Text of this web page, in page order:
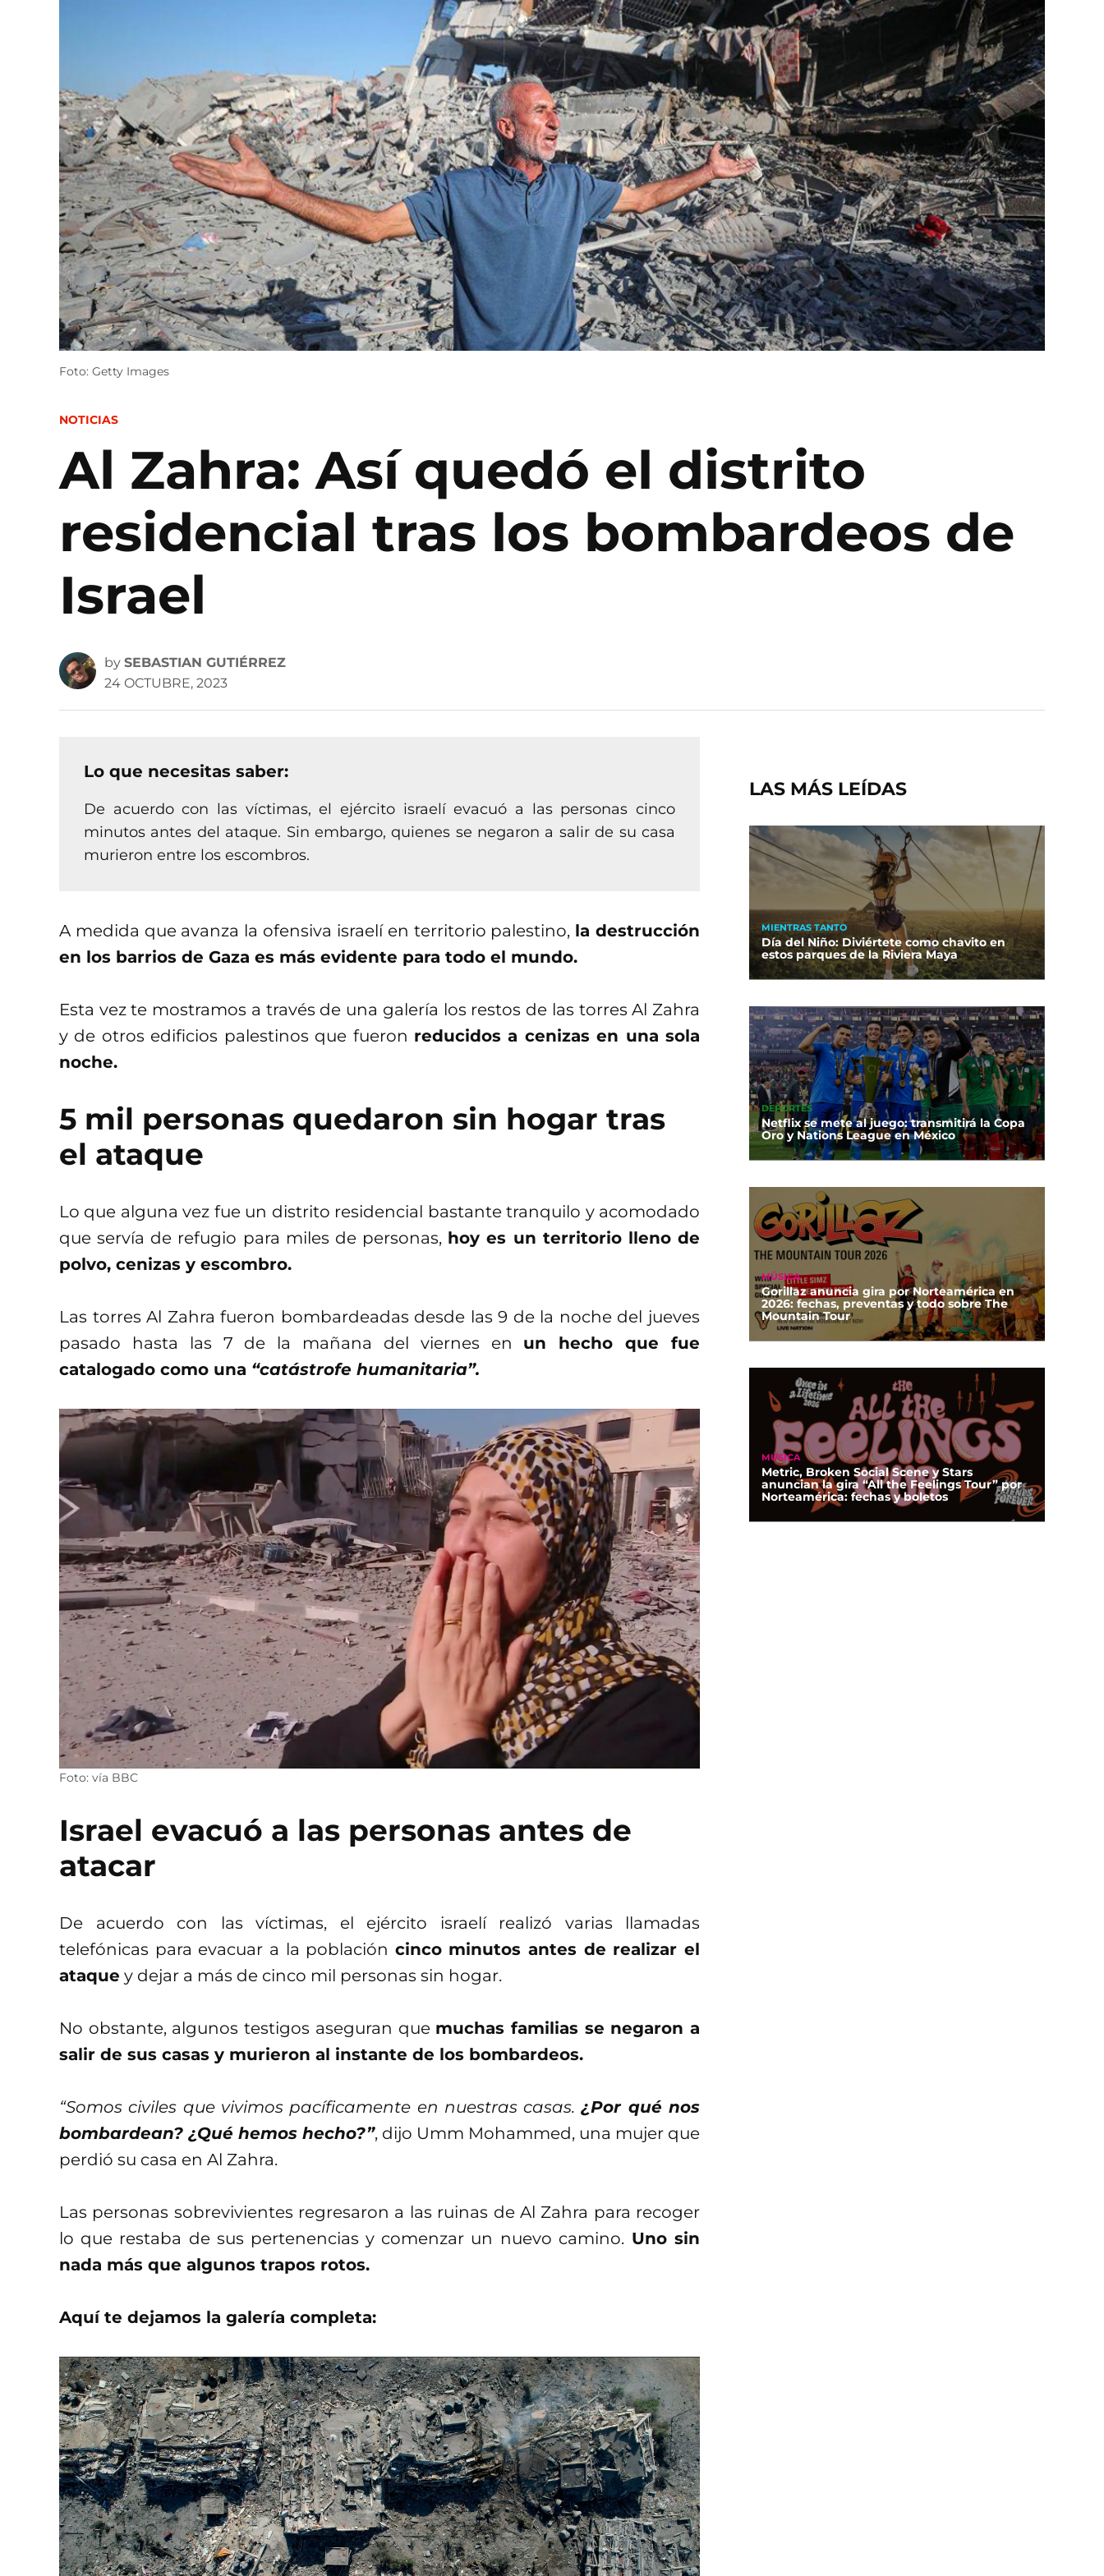
Foto: Getty Images
POSTED
NOTICIAS
Al Zahra: Así quedó el distrito
residencial tras los bombardeos de
Israel
by SEBASTIAN GUTIÉRREZ
24 OCTUBRE, 2023
Lo que necesitas saber:
De acuerdo con las víctimas, el ejército israelí evacuó a las personas cinco
minutos antes del ataque. Sin embargo, quienes se negaron a salir de su casa
murieron entre los escombros.
A medida que avanza la ofensiva israelí en territorio palestino, la destrucción
en los barrios de Gaza es más evidente para todo el mundo.
Esta vez te mostramos a través de una galería los restos de las torres Al Zahra
y de otros edificios palestinos que fueron reducidos a cenizas en una sola
noche.
5 mil personas quedaron sin hogar tras
el ataque
Lo que alguna vez fue un distrito residencial bastante tranquilo y acomodado
que servía de refugio para miles de personas, hoy es un territorio lleno de
polvo, cenizas y escombro.
Las torres Al Zahra fueron bombardeadas desde las 9 de la noche del jueves
pasado hasta las 7 de la mañana del viernes en un hecho que fue
catalogado como una “catástrofe humanitaria”.
Foto: vía BBC
Israel evacuó a las personas antes de
atacar
De acuerdo con las víctimas, el ejército israelí realizó varias llamadas
telefónicas para evacuar a la población cinco minutos antes de realizar el
ataque y dejar a más de cinco mil personas sin hogar.
No obstante, algunos testigos aseguran que muchas familias se negaron a
salir de sus casas y murieron al instante de los bombardeos.
“Somos civiles que vivimos pacíficamente en nuestras casas.¿Por qué nos
bombardean? ¿Qué hemos hecho?”, dijo Umm Mohammed, una mujer que
perdió su casa en Al Zahra.
Las personas sobrevivientes regresaron a las ruinas de Al Zahra para recoger
lo que restaba de sus pertenencias y comenzar un nuevo camino. Uno sin
nada más que algunos trapos rotos.
Aquí te dejamos la galería completa:
LAS MÁS LEÍDAS
MIENTRAS TANTO
Día del Niño: Diviértete como chavito en
estos parques de la Riviera Maya
DEPORTES
Netflix se mete al juego: transmitirá la Copa
Oro y Nations League en México
MÚSICA
Gorillaz anuncia gira por Norteamérica en
2026: fechas, preventas y todo sobre The
Mountain Tour
MÚSICA
Metric, Broken Social Scene y Stars
anuncian la gira “All the Feelings Tour” por
Norteamérica: fechas y boletos